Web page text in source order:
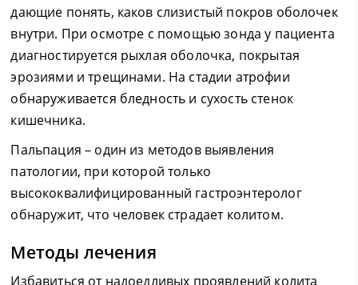
дающие понять, каков слизистый покров оболочек
внутри. При осмотре с помощью зонда у пациента
диагностируется рыхлая оболочка, покрытая
эрозиями и трещинами. На стадии атрофии
обнаруживается бледность и сухость стенок
кишечника.
Пальпация – один из методов выявления
патологии, при которой только
высококвалифицированный гастроэнтеролог
обнаружит, что человек страдает колитом.
Методы лечения
Избавиться от надоедливых проявлений колита